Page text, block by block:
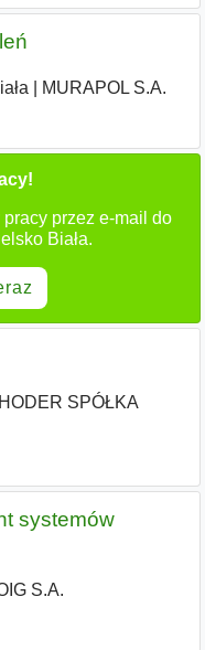
MURAPOL S.A.
przez e-mail do
Biała.
HODER SPÓŁKA
systemów
S.A.